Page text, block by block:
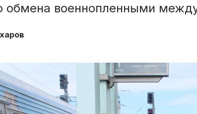
обмена военнопленными